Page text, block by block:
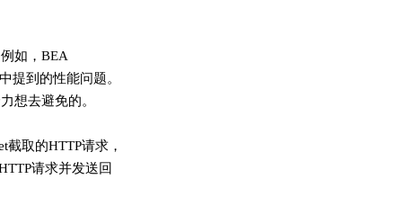
如，BEA
提到的性能问题。
想去避免的。
取的HTTP请求，
请求并发送回